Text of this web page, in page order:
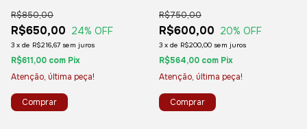
R$650,00
R$850,00
24% OFF
3 x de R$216,67 sem juros
R$611,00 com Pix
Atenção, última peça!
R$600,00
R$750,00
20% OFF
3 x de R$200,00 sem juros
R$564,00 com Pix
Atenção, última peça!